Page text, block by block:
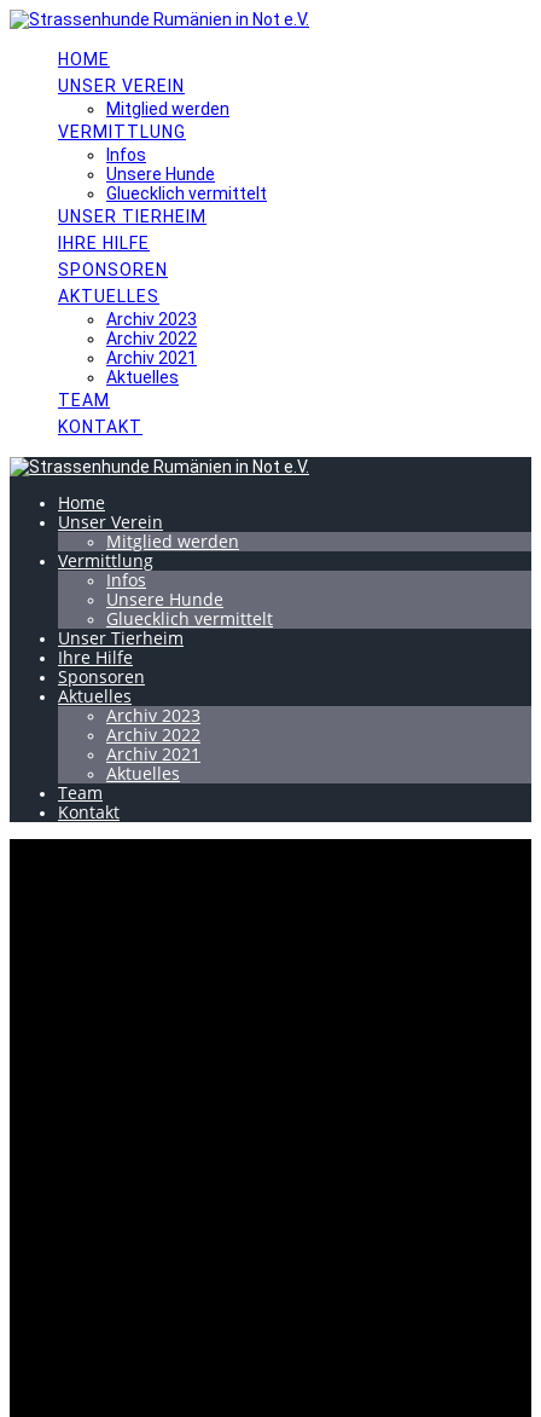
Skip
contentHOME
UNSER VEREIN
Mitglied werden
VERMITTLUNG
Infos
Unsere Hunde
Gluecklich vermittelt
UNSER TIERHEIM
IHRE HILFE
SPONSOREN
AKTUELLES
Archiv 2023
Archiv 2022
Archiv 2021
Aktuelles
TEAM
KONTAKT
Home
Unser Verein
Mitglied werden
Vermittlung
Infos
Unsere Hunde
Gluecklich vermittelt
Unser Tierheim
Ihre Hilfe
Sponsoren
Aktuelles
Archiv 2023
Archiv 2022
Archiv 2021
Aktuelles
Team
Kontakt